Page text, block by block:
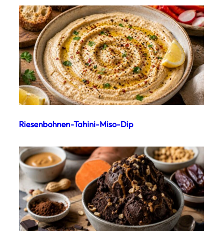
Riesenbohnen-Tahini-Miso-Dip